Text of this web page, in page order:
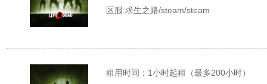
区服:求生之路/steam/steam
租用时间 ：1小时起租（最多200小时）